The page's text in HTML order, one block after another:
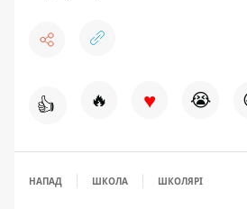
👍 🔥 ♥ 😭
НАПАД ШКОЛА ШКОЛЯРІ